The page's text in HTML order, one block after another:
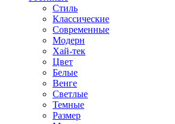
Стиль
Классические
Современные
Модерн
Хай-тек
Цвет
Белые
Венге
Светлые
Темные
Размер